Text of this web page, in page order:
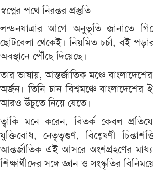
স্বপ্নের পথে নিরন্তর প্রস্তুতি
লন্ডনযাত্রার আগে অনুভূতি জানাতে
ছোটবেলা থেকেই। নিয়মিত চর্চা, বই
অবস্থানে পৌঁছে দিয়েছে।
তার ভাষায়, আন্তর্জাতিক মঞ্চে
অর্জন। তিনি চান বিশ্বমঞ্চে
আরও উঁচুতে নিয়ে যেতে।
ত্বাকি মনে করেন, বিতর্ক কেবল
যুক্তিবোধ, নেতৃত্বগুণ, বিশ্লেষণী
আন্তর্জাতিক এই আসরে অংশগ্রহণের
শিক্ষার্থীদের সঙ্গে জ্ঞান ও সংস্কৃতির